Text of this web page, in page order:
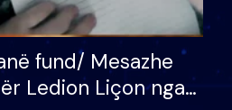
fund/ Mesazhe
Ledion Liçon nga